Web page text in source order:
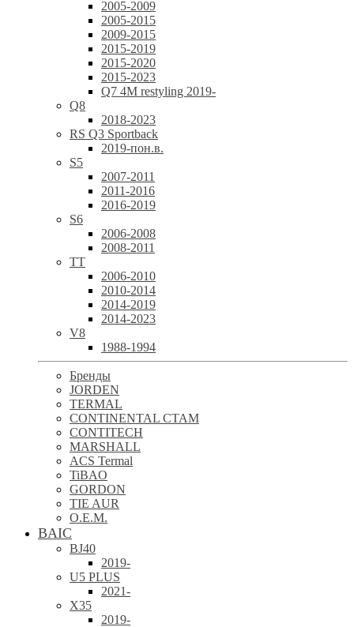
2005-2009
2005-2015
2009-2015
2015-2019
2015-2020
2015-2023
Q7 4M restyling 2019-
Q8
2018-2023
RS Q3 Sportback
2019-пон.в.
S5
2007-2011
2011-2016
2016-2019
S6
2006-2008
2008-2011
TT
2006-2010
2010-2014
2014-2019
2014-2023
V8
1988-1994
Бренды
JORDEN
TERMAL
CONTINENTAL CTAM
CONTITECH
MARSHALL
ACS Termal
TiBAO
GORDON
TIE AUR
O.E.M.
BAIC
BJ40
2019-
U5 PLUS
2021-
X35
2019-